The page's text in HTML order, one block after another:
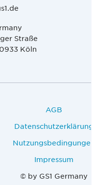
Straße
Köln
AGB
Datenschutzerklärung
Nutzungsbedingungen
Impressum
© by GS1 Germany